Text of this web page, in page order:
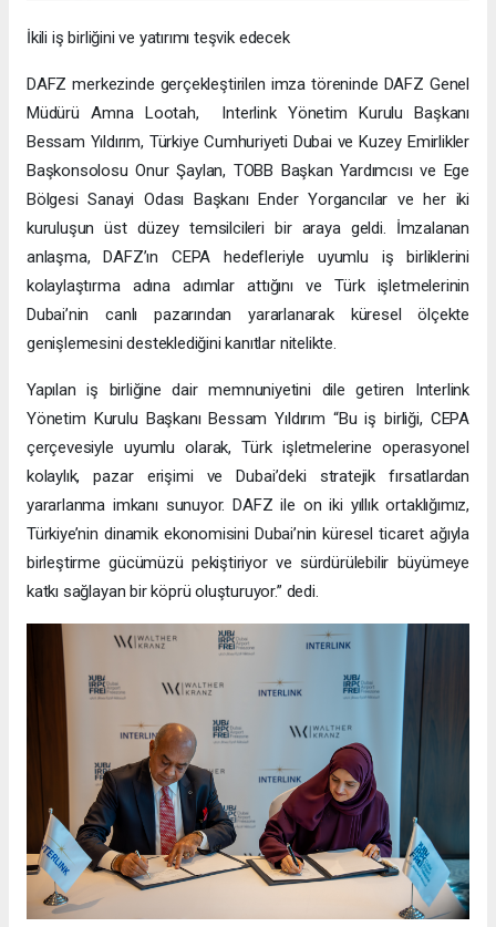
İkili iş birliğini ve yatırımı teşvik edecek
DAFZ merkezinde gerçekleştirilen imza töreninde DAFZ Genel
Müdürü Amna Lootah, Interlink Yönetim Kurulu Başkanı
Bessam Yıldırım, Türkiye Cumhuriyeti Dubai ve Kuzey Emirlikler
Başkonsolosu Onur Şaylan, TOBB Başkan Yardımcısı ve Ege
Bölgesi Sanayi Odası Başkanı Ender Yorgancılar ve her iki
kuruluşun üst düzey temsilcileri bir araya geldi. İmzalanan
anlaşma, DAFZ’ın CEPA hedefleriyle uyumlu iş birliklerini
kolaylaştırma adına adımlar attığını ve Türk işletmelerinin
Dubai’nin canlı pazarından yararlanarak küresel ölçekte
genişlemesini desteklediğini kanıtlar nitelikte.
Yapılan iş birliğine dair memnuniyetini dile getiren Interlink
Yönetim Kurulu Başkanı Bessam Yıldırım “Bu iş birliği, CEPA
çerçevesiyle uyumlu olarak, Türk işletmelerine operasyonel
kolaylık, pazar erişimi ve Dubai’deki stratejik fırsatlardan
yararlanma imkanı sunuyor. DAFZ ile on iki yıllık ortaklığımız,
Türkiye’nin dinamik ekonomisini Dubai’nin küresel ticaret ağıyla
birleştirme gücümüzü pekiştiriyor ve sürdürülebilir büyümeye
katkı sağlayan bir köprü oluşturuyor.” dedi.